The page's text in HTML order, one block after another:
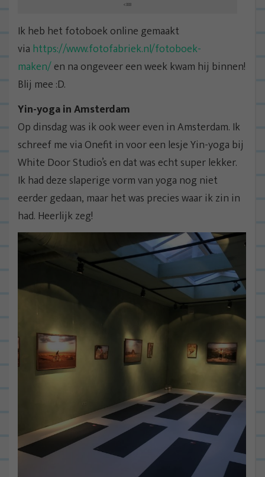
<333
Ik heb het fotoboek online gemaakt
via https://www.fotofabriek.nl/fotoboek-
maken/en na ongeveer een week kwam hij binnen!
Blij mee :D.
Yin-yoga in Amsterdam
Op dinsdag was ik ook weer even in Amsterdam. Ik
schreef me via Onefit in voor een lesje Yin-yoga bij
White Door Studio’s en dat was echt super lekker.
Ik had deze slaperige vorm van yoga nog niet
eerder gedaan, maar het was precies waar ik zin in
had. Heerlijk zeg!